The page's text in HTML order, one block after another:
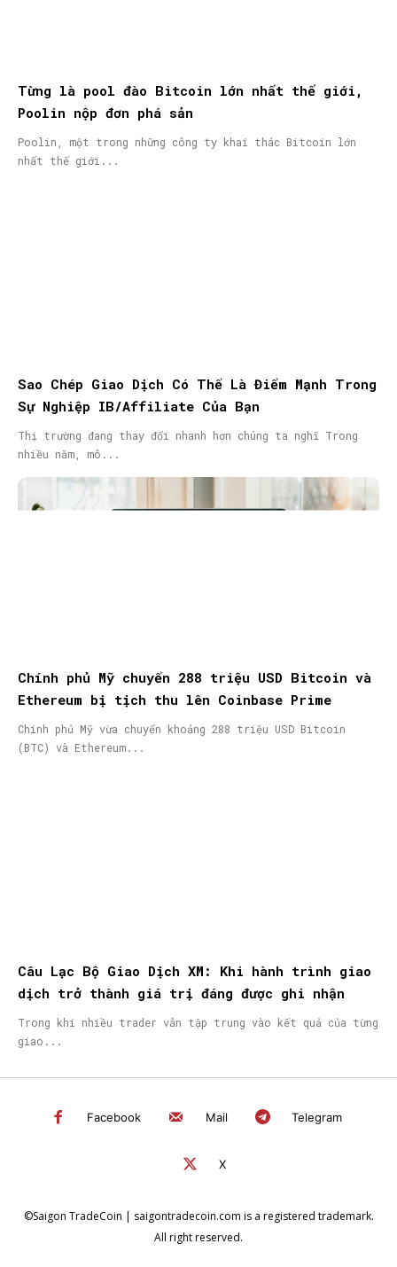
Từng là pool đào Bitcoin lớn nhất thế giới,
Poolin nộp đơn phá sản
Poolin, một trong những công ty khai thác Bitcoin lớn
nhất thế giới...
Sao Chép Giao Dịch Có Thể Là Điểm Mạnh Trong
Sự Nghiệp IB/Affiliate Của Bạn
Thị trường đang thay đổi nhanh hơn chúng ta nghĩ Trong
nhiều năm, mô...
Chính phủ Mỹ chuyển 288 triệu USD Bitcoin và
Ethereum bị tịch thu lên Coinbase Prime
Chính phủ Mỹ vừa chuyển khoảng 288 triệu USD Bitcoin
(BTC) và Ethereum...
Câu Lạc Bộ Giao Dịch XM: Khi hành trình giao
dịch trở thành giá trị đáng được ghi nhận
Trong khi nhiều trader vẫn tập trung vào kết quả của từng
giao...
Facebook Mail Telegram
X
©Saigon TradeCoin | saigontradecoin.com is a registered trademark.
All right reserved.